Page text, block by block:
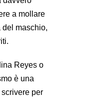
a mollare
del maschio,
Reyes o
è una
per